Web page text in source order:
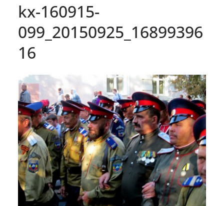
kx-160915-
099_20150925_16899396
16